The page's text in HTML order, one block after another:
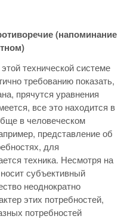
(напоминание
технической системе
требованию показать,
прячутся уравнения
все это находится в
в человеческом
представление об
для
техника. Несмотря на
субъективный
неоднократно
этих потребностей,
потребностей